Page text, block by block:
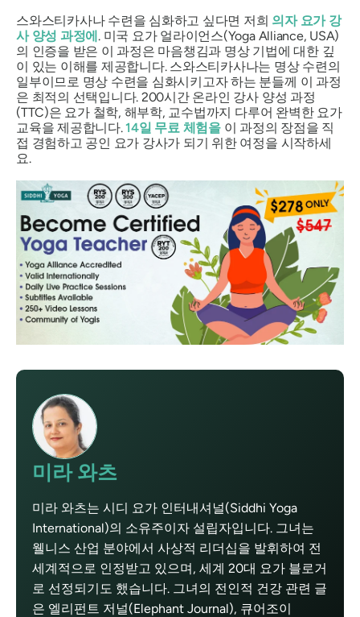
스와스티카사나 수련을 심화하고 싶다면 저희 의자 요가 강
사 양성 과정에. 미국 요가 얼라이언스(Yoga Alliance, USA)
의 인증을 받은 이 과정은 마음챙김과 명상 기법에 대한 깊
이 있는 이해를 제공합니다. 스와스티카사나는 명상 수련의
일부이므로 명상 수련을 심화시키고자 하는 분들께 이 과정
은 최적의 선택입니다. 200시간 온라인 강사 양성 과정
(TTC)은 요가 철학, 해부학, 교수법까지 다루어 완벽한 요가
교육을 제공합니다.14일 무료 체험을이 과정의 장점을 직
접 경험하고 공인 요가 강사가 되기 위한 여정을 시작하세
요.
미라 와츠
미라 와츠는 시디 요가 인터내셔널(Siddhi Yoga
International)의 소유주이자 설립자입니다. 그녀는
웰니스 산업 분야에서 사상적 리더십을 발휘하여 전
세계적으로 인정받고 있으며, 세계 20대 요가 블로거
로 선정되기도 했습니다. 그녀의 전인적 건강 관련 글
은 엘리펀트 저널(Elephant Journal), 큐어조이